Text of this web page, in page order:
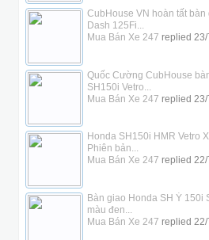
CubHouse VN hoàn tất bàn
Dash 125Fi...
Mua Bán Xe 247 replied 23/
Quốc Cường CubHouse
SH150i Vetro...
Mua Bán Xe 247 replied 23/
Honda SH150i HMR Vetro
Phiên bản...
Mua Bán Xe 247 replied 22/
Bàn giao Honda SH Ý 150i
màu đen...
Mua Bán Xe 247 replied 22/